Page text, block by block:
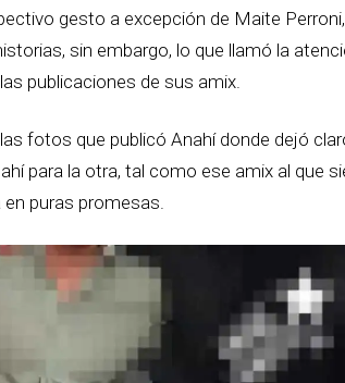
gesto a excepción de Maite
sin embargo, lo que llamó la
publicaciones de sus amix.
fotos que publicó Anahí donde dejó
para la otra, tal como ese amix al que
puras promesas.